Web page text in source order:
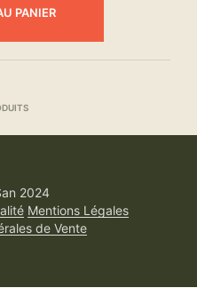
PANIER
2024
Mentions Légales
de Vente